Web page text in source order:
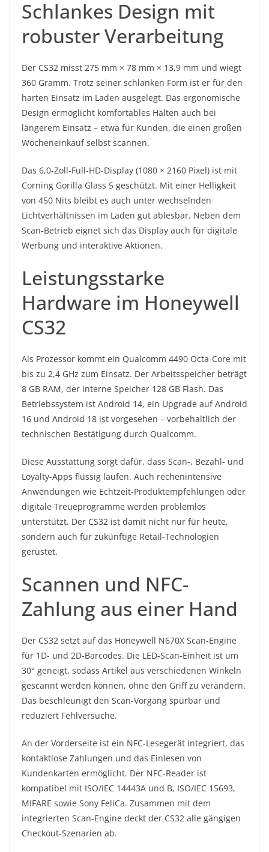
Schlankes Design mit
robuster Verarbeitung
Der CS32 misst 275 mm × 78 mm × 13,9 mm und wiegt
360 Gramm. Trotz seiner schlanken Form ist er für den
harten Einsatz im Laden ausgelegt. Das ergonomische
Design ermöglicht komfortables Halten auch bei
längerem Einsatz – etwa für Kunden, die einen großen
Wocheneinkauf selbst scannen.
Das 6,0-Zoll-Full-HD-Display (1080 × 2160 Pixel) ist mit
Corning Gorilla Glass 5 geschützt. Mit einer Helligkeit
von 450 Nits bleibt es auch unter wechselnden
Lichtverhältnissen im Laden gut ablesbar. Neben dem
Scan-Betrieb eignet sich das Display auch für digitale
Werbung und interaktive Aktionen.
Leistungsstarke
Hardware im Honeywell
CS32
Als Prozessor kommt ein Qualcomm 4490 Octa-Core mit
bis zu 2,4 GHz zum Einsatz. Der Arbeitsspeicher beträgt
8 GB RAM, der interne Speicher 128 GB Flash. Das
Betriebssystem ist Android 14, ein Upgrade auf Android
16 und Android 18 ist vorgesehen – vorbehaltlich der
technischen Bestätigung durch Qualcomm.
Diese Ausstattung sorgt dafür, dass Scan-, Bezahl- und
Loyalty-Apps flüssig laufen. Auch rechenintensive
Anwendungen wie Echtzeit-Produktempfehlungen oder
digitale Treueprogramme werden problemlos
unterstützt. Der CS32 ist damit nicht nur für heute,
sondern auch für zukünftige Retail-Technologien
gerüstet.
Scannen und NFC-
Zahlung aus einer Hand
Der CS32 setzt auf das Honeywell N670X Scan-Engine
für 1D- und 2D-Barcodes. Die LED-Scan-Einheit ist um
30° geneigt, sodass Artikel aus verschiedenen Winkeln
gescannt werden können, ohne den Griff zu verändern.
Das beschleunigt den Scan-Vorgang spürbar und
reduziert Fehlversuche.
An der Vorderseite ist ein NFC-Lesegerät integriert, das
kontaktlose Zahlungen und das Einlesen von
Kundenkarten ermöglicht. Der NFC-Reader ist
kompatibel mit ISO/IEC 14443A und B, ISO/IEC 15693,
MIFARE sowie Sony FeliCa. Zusammen mit dem
integrierten Scan-Engine deckt der CS32 alle gängigen
Checkout-Szenarien ab.